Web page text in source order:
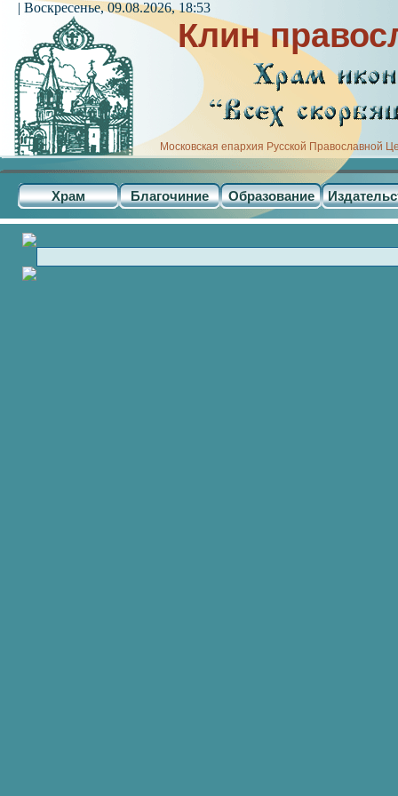
Клин
Московская епархия Русской Православной
Храм Благочиние Образование
| Воскресенье, 09.08.2026, 18:53